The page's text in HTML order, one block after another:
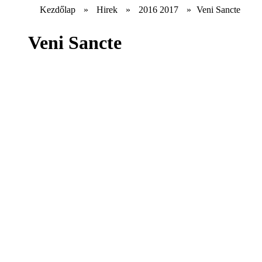
Kezdőlap » Hirek » 2016 2017 » Veni Sancte
Veni Sancte